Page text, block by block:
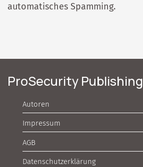
automatisches Spamming.
ProSecurity Publishing
Autoren
Impressum
AGB
Datenschutzerklärung